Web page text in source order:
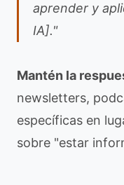
aprender y
IA]."
Mantén la
newsletters,
específicas en
sobre "estar